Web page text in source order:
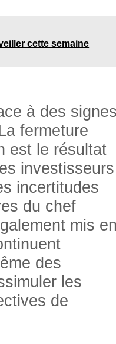
cette semaine
à des signes
fermeture
est le résultat
investisseurs
incertitudes
du chef
mis en
des
les
de